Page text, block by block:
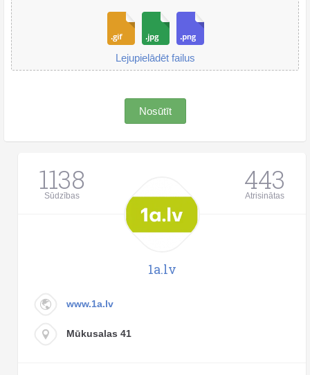
Lejupielādēt failus
Nosūtīt
1138
Sūdzības 443
Atrisinātas
1a.lv
www.1a.lv
Mūkusalas 41